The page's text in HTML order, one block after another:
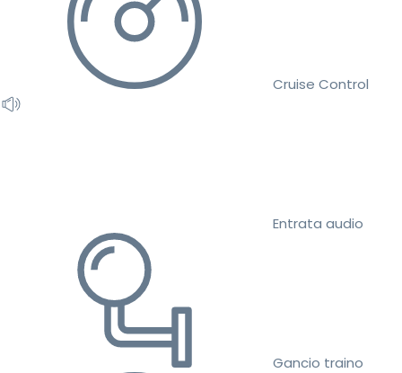
Cruise Control
Entrata audio
Gancio traino